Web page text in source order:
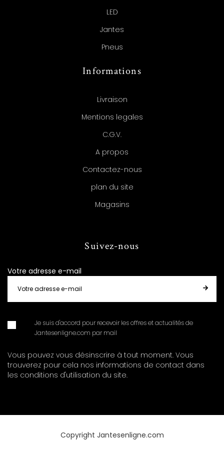
LED
Jantes
Pneus
Informations
Livraison
Mentions legales
C.G.V.
A propos
Contactez-nous
plan du site
Magasins
Suivez-nous
Votre adresse e-mail
Je suis d'accord pour recevoir les offres et actualités de
Jantesenligne.com par mail
Vous pouvez vous désinscrire à tout moment. Vous
trouverez pour cela nos informations de contact dans
les conditions d'utilisation du site.
Copyright Jantesenligne.com